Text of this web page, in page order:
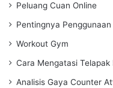
Peluang Cuan Online
Pentingnya
Workout Gym
Cara Mengatasi Telapak
Analisis Gaya Counter